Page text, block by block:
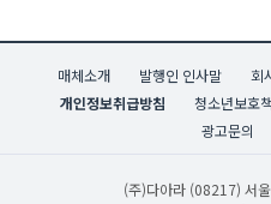
매체소개 발행인 인사말 회
개인정보취급방침
청소년보호
광고문의
(주)다아라 (08217) 서